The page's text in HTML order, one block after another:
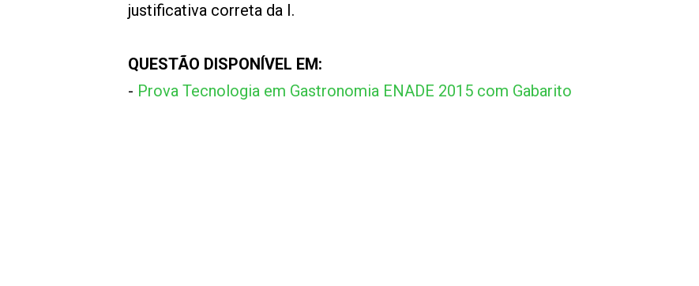
justificativa correta da I.
QUESTÃO DISPONÍVEL EM:
- Prova Tecnologia em Gastronomia ENADE 2015 com Gabarito